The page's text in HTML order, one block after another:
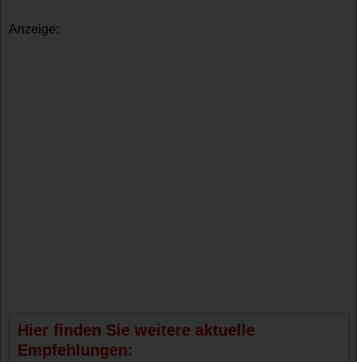
Anzeige:
Hier finden Sie weitere aktuelle
Empfehlungen: